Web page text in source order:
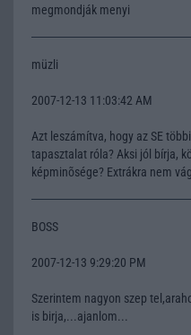
megmondják menyi
müzli
2007-12-13 11:03:42 AM
Azt leszámítva, hogy az SE
tapasztalat róla? Aksi jól bírja,
képminõsége? Extrákra nem
BOSS
2007-12-13 9:29:20 PM
Szerintem nagyon szep
is birja,...ajanlom...